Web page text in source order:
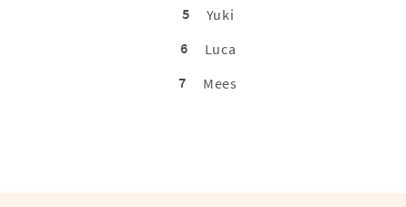
5
Yuki
6
Luca
7
Mees